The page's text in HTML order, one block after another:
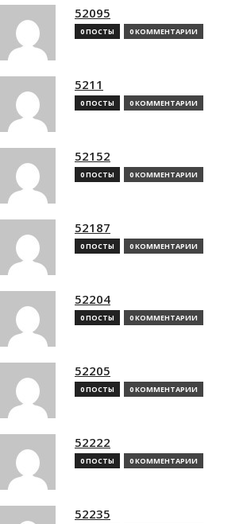
52095
0 ПОСТЫ 0 КОММЕНТАРИИ
5211
0 ПОСТЫ 0 КОММЕНТАРИИ
52152
0 ПОСТЫ 0 КОММЕНТАРИИ
52187
0 ПОСТЫ 0 КОММЕНТАРИИ
52204
0 ПОСТЫ 0 КОММЕНТАРИИ
52205
0 ПОСТЫ 0 КОММЕНТАРИИ
52222
0 ПОСТЫ 0 КОММЕНТАРИИ
52235